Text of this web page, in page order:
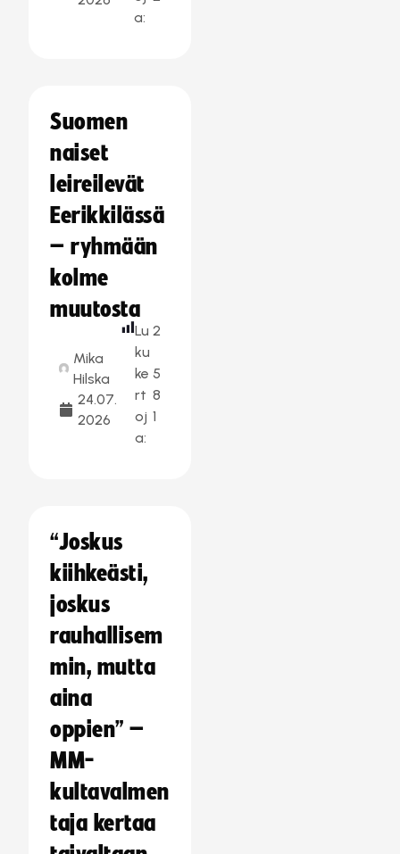
a:
Suomen
naiset
leireilevät
Eerikkilässä
– ryhmään
kolme
muutosta
Mika
Hilska
24.07.
2026
Lu
ku
ke
rt
oj
a:
2
5
8
1
“Joskus
kiihkeästi,
joskus
rauhallisem
min, mutta
aina
oppien” –
MM-
kultavalmen
taja kertaa